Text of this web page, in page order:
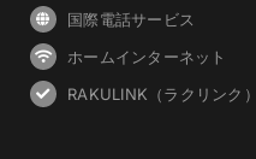
国際電話サービス
ホームインターネット
RAKULINK（ラクリンク）